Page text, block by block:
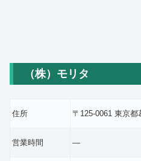
（株）モリタ
住所 〒125-0061 東京
営業時間 ―